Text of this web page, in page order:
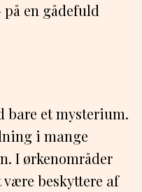
en gådefuld
bare et mysterium.
i mange
I ørkenområder
være beskyttere af